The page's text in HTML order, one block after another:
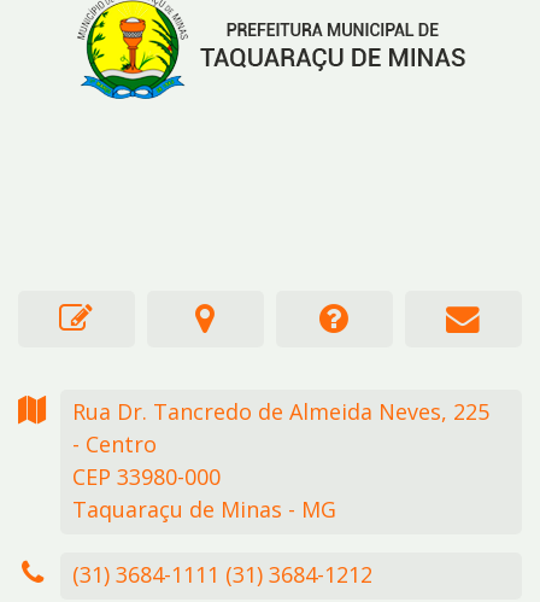
Rua Dr. Tancredo de Almeida Neves, 225
- Centro
CEP 33980-000
Taquaraçu de Minas - MG
(31) 3684-1111 (31) 3684-1212